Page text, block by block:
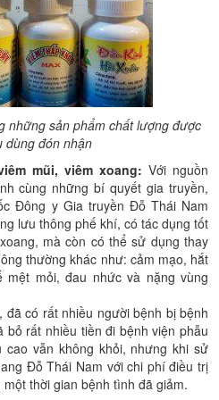
những sản phẩm chất lượng được
dùng đón nhận
mũi, viêm xoang: Với nguồn
cùng những bí quyết gia truyền,
Đông y Gia truyền Đỗ Thái Nam
lưu thông phế khí, có tác dụng tốt
mà còn có thể sử dụng thay
thường khác như: cảm mạo, hắt
mỏi, đau nhức và nặng vùng
có rất nhiều người bệnh bị bệnh
rất nhiều tiền đi bệnh viện phẫu
vẫn không khỏi, nhưng khi sử
Đỗ Thái Nam với chi phí điều trị
thời gian bệnh tình đã giảm.